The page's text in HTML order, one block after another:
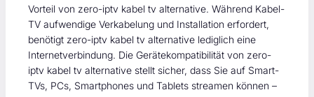
Vorteil von zero-iptv kabel tv alternative. Während Kabel-
TV aufwendige Verkabelung und Installation erfordert,
benötigt zero-iptv kabel tv alternative lediglich eine
Internetverbindung. Die Gerätekompatibilität von zero-
iptv kabel tv alternative stellt sicher, dass Sie auf Smart-
TVs, PCs, Smartphones und Tablets streamen können –